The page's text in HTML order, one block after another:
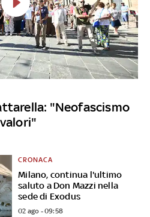
"Neofascismo
Milano, continua l'ultimo
saluto a Don Mazzi nella
sede di Exodus
CRONACA
02 ago - 09:58